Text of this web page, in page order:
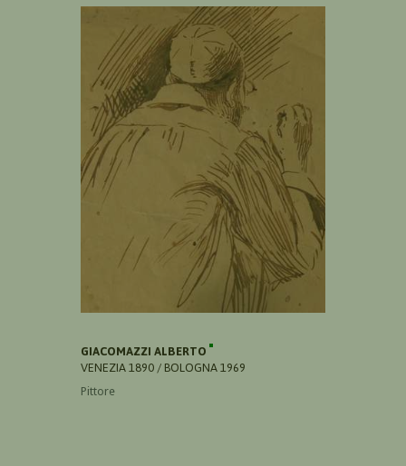
GIACOMAZZI ALBERTO
VENEZIA 1890 / BOLOGNA 1969
Pittore